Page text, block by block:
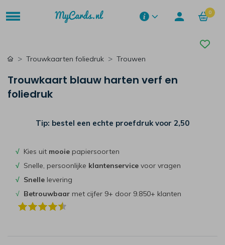
0
Trouwkaarten foliedruk Trouwen
Trouwkaart blauw harten verf en
foliedruk
Tip: bestel een echte proefdruk voor 2,50
√ Kies uit mooie papiersoorten
√ Snelle, persoonlijke klantenservice voor vragen
√ Snelle levering
√ Betrouwbaar met cijfer 9+ door 9.850+ klanten